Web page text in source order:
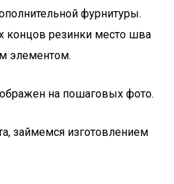
фурнитуры.
концов резинки место шва
элементом.
на пошаговых фото.
займемся изготовлением